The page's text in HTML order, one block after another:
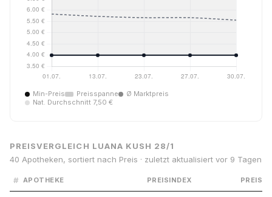
Min-Preis Preisspanne
Ø Marktpreis
Nat. Durchschnitt 7,50 €
PREISVERGLEICH LUANA KUSH 28/1
40 Apotheken, sortiert nach Preis · zuletzt aktualisiert vor 9 Tagen
# APOTHEKE PREISINDEX PREIS